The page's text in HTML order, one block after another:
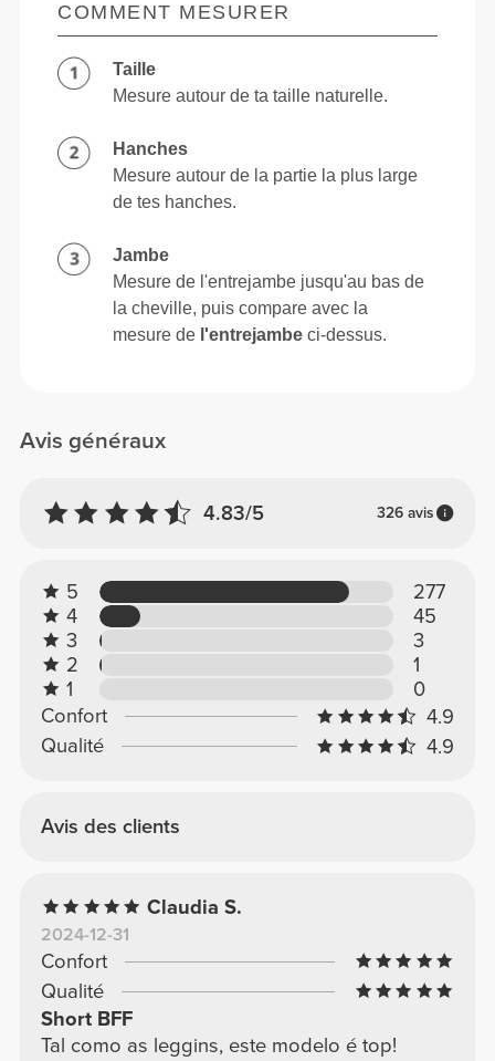
Avis généraux
4.83/5 326 avis
5
277
4
45
3
3
2
1
1
0
Confort
4.9
Qualité
4.9
Avis des clients
Claudia S.
2024-12-31
Confort
Qualité
Short BFF
Tal como as leggins, este modelo é top!
COMMENT MESURER
Taille
Mesure autour de ta taille naturelle.
Hanches
Mesure autour de la partie la plus large
de tes hanches.
Jambe
Mesure de l'entrejambe jusqu'au bas de
la cheville, puis compare avec la
mesure de l'entrejambe ci-dessus.